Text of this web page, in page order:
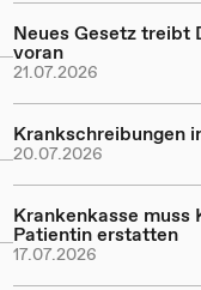
Neues Gesetz treibt
voran
21.07.2026
Krankschreibungen
20.07.2026
Krankenkasse
Patientin erstatten
17.07.2026